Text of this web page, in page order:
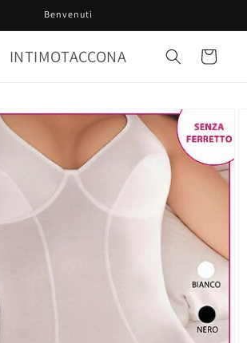
Benvenuti
INTIMOTACCONA Carrello